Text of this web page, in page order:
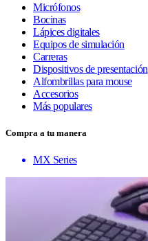
Micrófonos
Bocinas
Lápices digitales
Equipos de simulación
Carreras
Dispositivos de presentación
Alfombrillas para mouse
Accesorios
Más populares
Compra a tu manera
MX Series